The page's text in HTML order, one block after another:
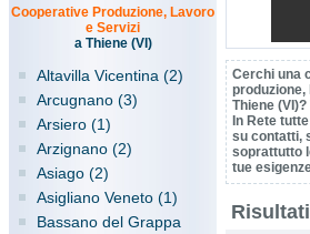
Cooperative Produzione, Lavoro
e Servizi
a Thiene (VI)
Altavilla Vicentina (2)
Arcugnano (3)
Arsiero (1)
Arzignano (2)
Asiago (2)
Asigliano Veneto (1)
Bassano del Grappa
Cerchi una
Thiene
In Rete
su contatti,
soprattutto
tue